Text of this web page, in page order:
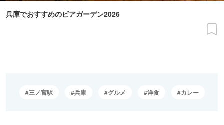
兵庫でおすすめのビアガーデン2026
三ノ宮駅 兵庫 グルメ 洋食 カレー